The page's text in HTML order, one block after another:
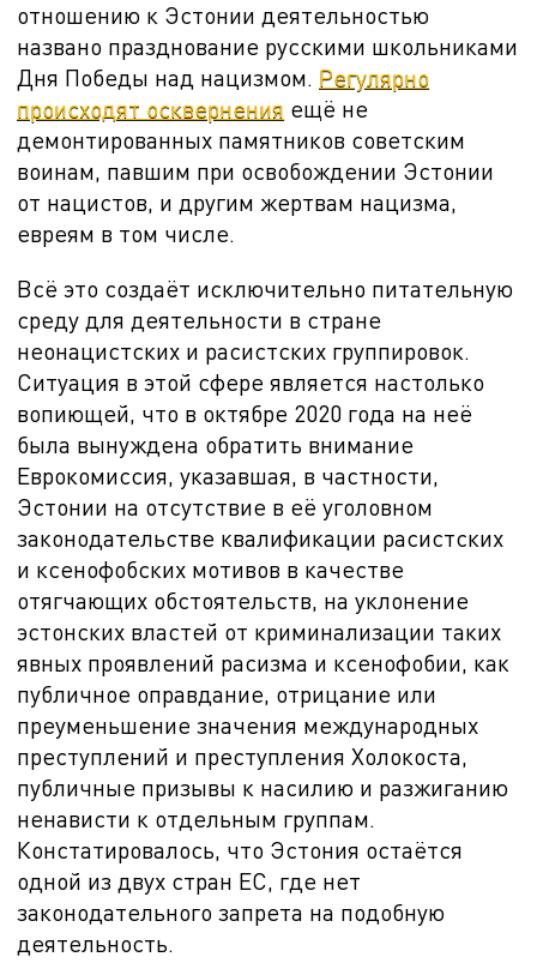
отношению к Эстонии деятельностью
названо празднование русскими школьниками
Дня Победы над нацизмом. Регулярно
происходят осквернения ещё не
демонтированных памятников советским
воинам, павшим при освобождении Эстонии
от нацистов, и другим жертвам нацизма,
евреям в том числе.
Всё это создаёт исключительно питательную
среду для деятельности в стране
неонацистских и расистских группировок.
Ситуация в этой сфере является настолько
вопиющей, что в октябре 2020 года на неё
была вынуждена обратить внимание
Еврокомиссия, указавшая, в частности,
Эстонии на отсутствие в её уголовном
законодательстве квалификации расистских
и ксенофобских мотивов в качестве
отягчающих обстоятельств, на уклонение
эстонских властей от криминализации таких
явных проявлений расизма и ксенофобии, как
публичное оправдание, отрицание или
преуменьшение значения международных
преступлений и преступления Холокоста,
публичные призывы к насилию и разжиганию
ненависти к отдельным группам.
Констатировалось, что Эстония остаётся
одной из двух стран ЕС, где нет
законодательного запрета на подобную
деятельность.